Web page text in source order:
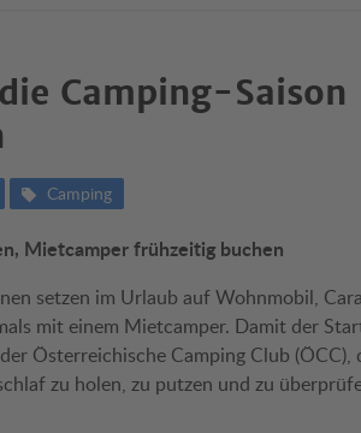
Camping-
Camping
Mietcamper frühzeitig buchen
setzen im Urlaub auf Wohnmobil,
mit einem Mietcamper. Damit der
Österreichische Camping Club (ÖCC),
zu holen, zu putzen und zu